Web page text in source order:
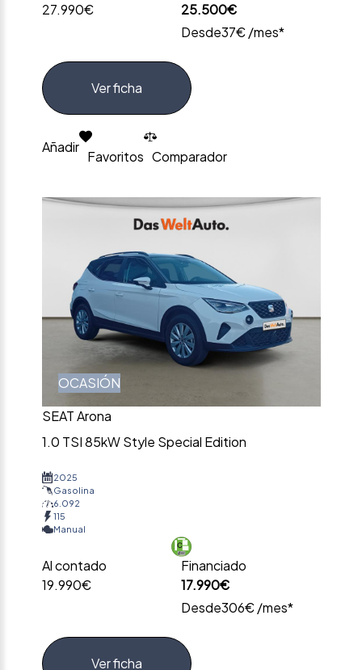
27.990€
25.500€
Desde37€ /mes*
Ver ficha
Añadir
Favoritos Comparador
OCASIÓN
SEAT Arona
1.0 TSI 85kW Style Special Edition
2025
Gasolina
6.092
115
Manual
Al contado
19.990€
Financiado
17.990€
Desde306€ /mes*
Ver ficha